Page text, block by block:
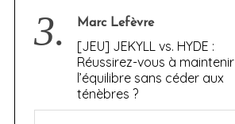
3. Marc Lefèvre
[JEU] JEKYLL vs. HYDE :
Réussirez-vous à maintenir
l’équilibre sans céder aux
ténèbres ?